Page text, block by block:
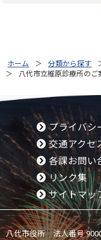
ホーム 分類から探す
八代市立椎原診療所のご
プライバシ
交通アクセ
各課お問い
リンク集
サイトマッ
八代市役所 法人番号